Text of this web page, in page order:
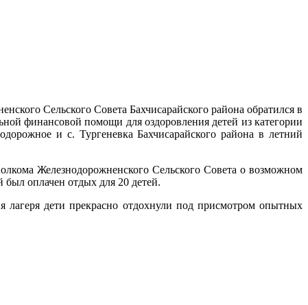
Сельского Совета Бахчисарайского района обратился в
финансовой помощи для оздоровления детей из категории
и с. Тургеневка Бахчисарайского района в летний
Железнодорожненского Сельского Совета о возможном
оплачен отдых для 20 детей.
дети прекрасно отдохнули под присмотром опытных